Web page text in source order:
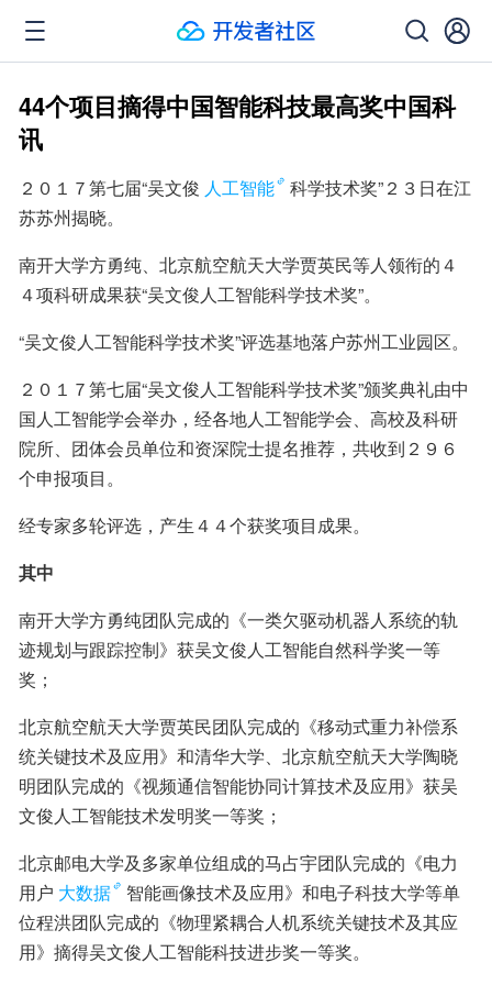
44个项目摘得中国智能科技最高奖中国科
讯
２０１７第七届“吴文俊 人工智能
科学技术奖”２３日在江
苏苏州揭晓。
南开大学方勇纯、北京航空航天大学贾英民等人领衔的４
４项科研成果获“吴文俊人工智能科学技术奖”。
“吴文俊人工智能科学技术奖”评选基地落户苏州工业园区。
２０１７第七届“吴文俊人工智能科学技术奖”颁奖典礼由中
国人工智能学会举办，经各地人工智能学会、高校及科研
院所、团体会员单位和资深院士提名推荐，共收到２９６
个申报项目。
经专家多轮评选，产生４４个获奖项目成果。
其中
南开大学方勇纯团队完成的《一类欠驱动机器人系统的轨
迹规划与跟踪控制》获吴文俊人工智能自然科学奖一等
奖；
北京航空航天大学贾英民团队完成的《移动式重力补偿系
统关键技术及应用》和清华大学、北京航空航天大学陶晓
明团队完成的《视频通信智能协同计算技术及应用》获吴
文俊人工智能技术发明奖一等奖；
北京邮电大学及多家单位组成的马占宇团队完成的《电力
用户 大数据
智能画像技术及应用》和电子科技大学等单
位程洪团队完成的《物理紧耦合人机系统关键技术及其应
用》摘得吴文俊人工智能科技进步奖一等奖。